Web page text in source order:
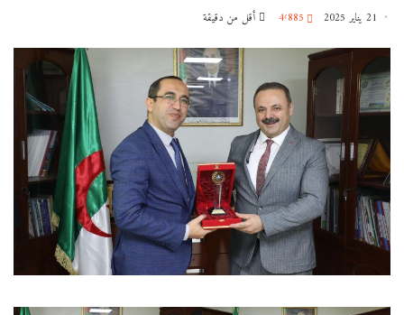
21 يناير 2025 4٬885 أقل من دقيقة